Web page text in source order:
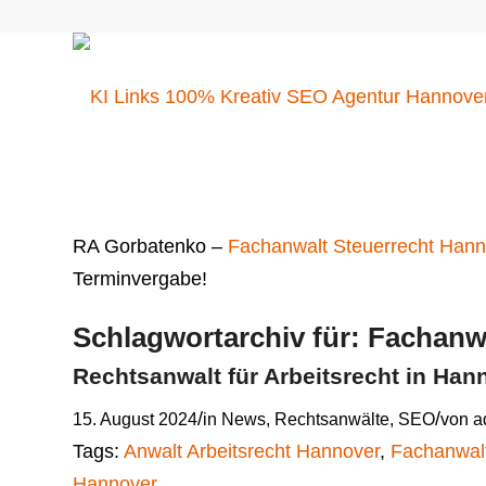
RA Gorbatenko – Fachanwalt Steuerrecht
Terminvergabe!
Schlagwortarchiv für:
Rechtsanwalt für Arbeitsrecht in
15. August 2024/in News, Rechtsanwälte, SEO/von
Tags: Anwalt Arbeitsrecht Hannover,